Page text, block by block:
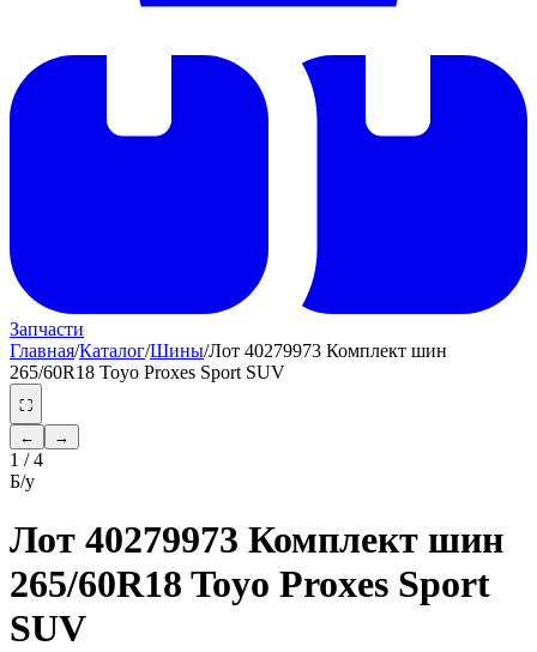
Запчасти
Главная/Каталог/Шины/Лот 40279973 Комплект шин
265/60R18 Toyo Proxes Sport SUV
⛶
←
→
1 /4
Б/у
Лот 40279973 Комплект шин
265/60R18 Toyo Proxes Sport
SUV